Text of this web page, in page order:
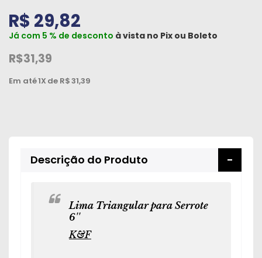
Peças
Acessórios
Oficina
R$ 29,82
Já com 5 % de desconto à vista no Pix ou Boleto
R$31,39
Em até1X de R$31,39
Descrição do Produto
Lima Triangular para Serrote
6''
K&F